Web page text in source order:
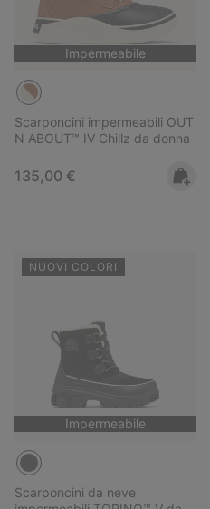
Impermeabile
Scarponcini impermeabili OUT
N ABOUT™ IV Chillz da donna
Regular price:
135,00 €
NUOVI COLORI
Impermeabile
Scarponcini da neve